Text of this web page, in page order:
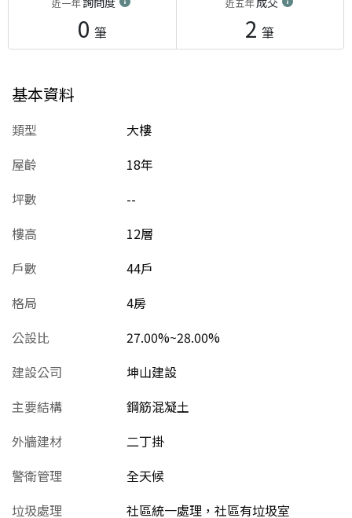
0 筆 2 筆
基本資料
類型
大樓
屋齡
18年
坪數
--
樓高
12層
戶數
44戶
格局
4房
公設比
27.00%~28.00%
建設公司
坤山建設
主要結構
鋼筋混凝土
外牆建材
二丁掛
警衛管理
全天候
垃圾處理
社區統一處理，社區有垃圾室